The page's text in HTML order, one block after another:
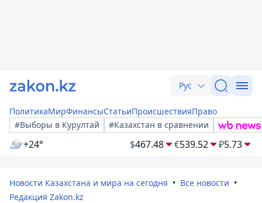
Рус
ПолитикаМирФинансыСтатьиПроисшествияПраво
#Выборы в Курултай
#Казахстан в сравнении
+24° $467.48 €539.52 ₽5.73
Новости Казахстана и мира на сегодня
Все новости
Редакция Zakon.kz